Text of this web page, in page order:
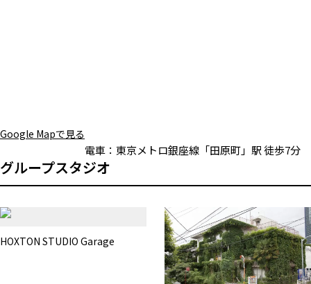
Google Mapで見る
電車： 東京メトロ銀座線「田原町」駅 徒歩7分
グループスタジオ
HOXTON STUDIO Garage